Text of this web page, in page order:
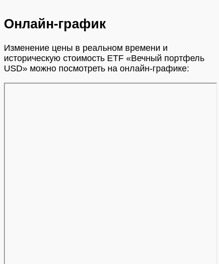
Онлайн-график
Изменение цены в реальном времени и
историческую стоимость ETF «Вечный портфель
USD» можно посмотреть на онлайн-графике: